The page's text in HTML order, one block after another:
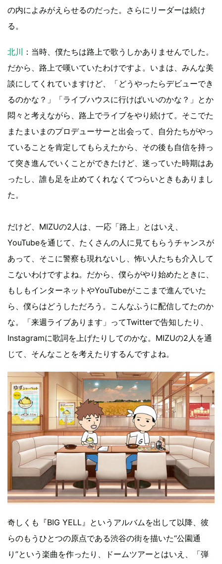
の内によみがえらせるのだった。さらにリーダーは続け
る。
北川
：当時、僕たちは路上で歌うしかありませんでした。
だから、路上で嘆いていたわけですよ。いまは、みんな美
談にしてくれていますけど、「どうやったらデビューでき
るのかな？」「ライブハウスに行けばいいのかな？」とか
悶々と考えながら、路上でライブをやり続けて。そこでた
またまいまのプロデューサーと出会って、自分たちがやっ
ていることを肯定してもらえたから、その後も自信を持っ
て突き進んでいくことができたけど、迷っていた時期はあ
ったし、誰も足を止めてくれなくてつらいときもありまし
た。
だけど、MIZUの2人は、一応「路上」とはいえ、
YouTubeを通じて、たくさんの人に見てもらうチャンスが
あって、そこに警察も現れないし、怖い人たちも介入して
こないわけですよね。だから、僕らがやり始めたときに、
もしもインターネットやYouTubeがここまで進んでいた
ら、僕らはどうしただろう。こんなふうに配信してたのか
な。「来週ライブあります」ってTwitterで告知したり、
Instagramに歌詞を上げたりしてのかな。MIZUの2人を通
じて、そんなことを考えたりするんですよね。
奇しくも『BIG YELL』というアルバムを出して以降、彼
らのもうひとつの原点である渋谷の街を描いた“公園通
り”という楽曲を作ったり、ドームツアーとはいえ、「弾